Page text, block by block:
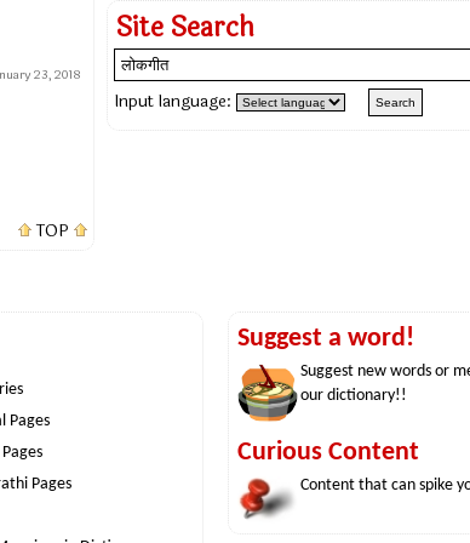
23, 2018
TOP
Site Search
Input language:
Pages
Pages
Suggest a word!
Suggest new words or
our dictionary!!
Curious Content
Content that can spike